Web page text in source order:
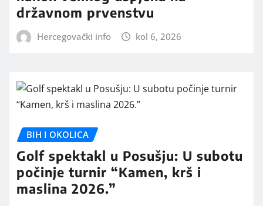
državnom prvenstvu
Hercegovački info kol 6, 2026
BIH I OKOLICA
Golf spektakl u Posušju: U subotu
počinje turnir “Kamen, krš i
maslina 2026.”